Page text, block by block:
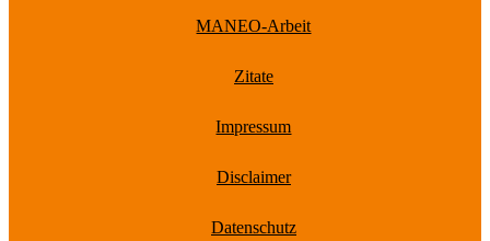
MANEO-Arbeit
Zitate
Impressum
Disclaimer
Datenschutz